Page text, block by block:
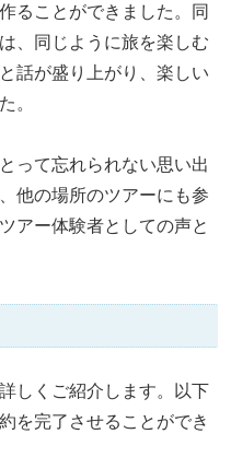
ることができました。同
、同じように旅を楽しむ
話が盛り上がり、楽しい
。
って忘れられない思い出
他の場所のツアーにも参
アー体験者としての声と
しくご紹介します。以下
を完了させることができ